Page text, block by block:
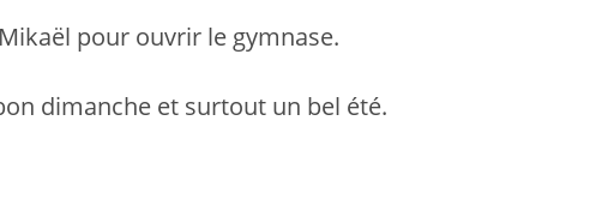
pour ouvrir le gymnase.
dimanche et surtout un bel été.